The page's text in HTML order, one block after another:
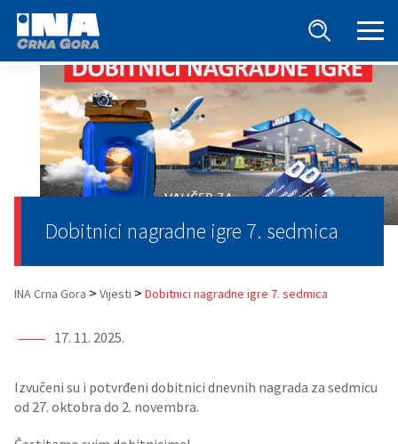
Dobitnici nagradne igre 7. sedmica
INA Crna Gora > Vijesti > Dobitnici nagradne igre 7. sedmica
17. 11. 2025.
Izvučeni su i potvrđeni dobitnici dnevnih nagrada za sedmicu
od 27. oktobra do 2. novembra.